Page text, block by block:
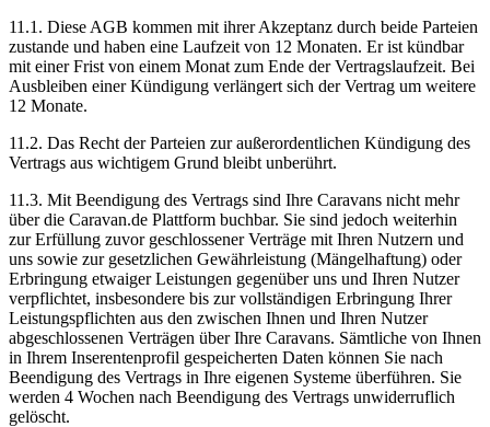
11.1. Diese AGB kommen mit ihrer Akzeptanz durch beide Parteien
zustande und haben eine Laufzeit von 12 Monaten. Er ist kündbar
mit einer Frist von einem Monat zum Ende der Vertragslaufzeit. Bei
Ausbleiben einer Kündigung verlängert sich der Vertrag um weitere
12 Monate.
11.2. Das Recht der Parteien zur außerordentlichen Kündigung des
Vertrags aus wichtigem Grund bleibt unberührt.
11.3. Mit Beendigung des Vertrags sind Ihre Caravans nicht mehr
über die Caravan.de Plattform buchbar. Sie sind jedoch weiterhin
zur Erfüllung zuvor geschlossener Verträge mit Ihren Nutzern und
uns sowie zur gesetzlichen Gewährleistung (Mängelhaftung) oder
Erbringung etwaiger Leistungen gegenüber uns und Ihren Nutzer
verpflichtet, insbesondere bis zur vollständigen Erbringung Ihrer
Leistungspflichten aus den zwischen Ihnen und Ihren Nutzer
abgeschlossenen Verträgen über Ihre Caravans. Sämtliche von Ihnen
in Ihrem Inserentenprofil gespeicherten Daten können Sie nach
Beendigung des Vertrags in Ihre eigenen Systeme überführen. Sie
werden 4 Wochen nach Beendigung des Vertrags unwiderruflich
gelöscht.